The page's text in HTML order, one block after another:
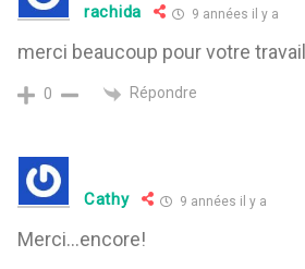
rachida 9 années il y a
merci beaucoup pour votre travail
0 Répondre
Cathy 9 années il y a
Merci…encore!